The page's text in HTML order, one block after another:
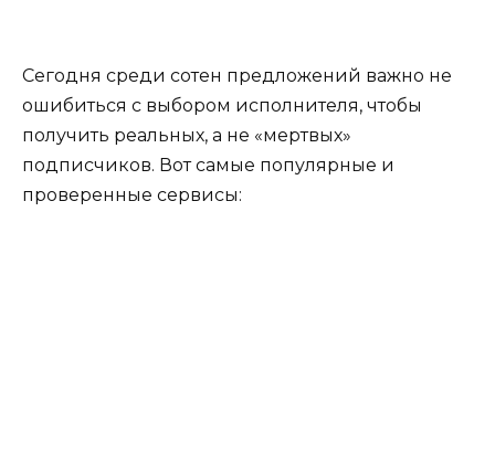
Сегодня среди сотен предложений важно не
ошибиться с выбором исполнителя, чтобы
получить реальных, а не «мертвых»
подписчиков. Вот самые популярные и
проверенные сервисы: